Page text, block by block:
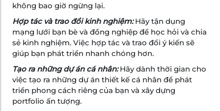
không bao giờ ngừng lại.
Hợp tác và trao đổi kinh nghiệm:Hãy tận dụng
mạng lưới bạn bè và đồng nghiệp để học hỏi và chia
sẻ kinh nghiệm. Việc hợp tác và trao đổi ý kiến sẽ
giúp bạn phát triển nhanh chóng hơn.
Tạo ra những dự án cá nhân:Hãy dành thời gian cho
việc tạo ra những dự án thiết kế cá nhân để phát
triển phong cách riêng của bạn và xây dựng
portfolio ấn tượng.